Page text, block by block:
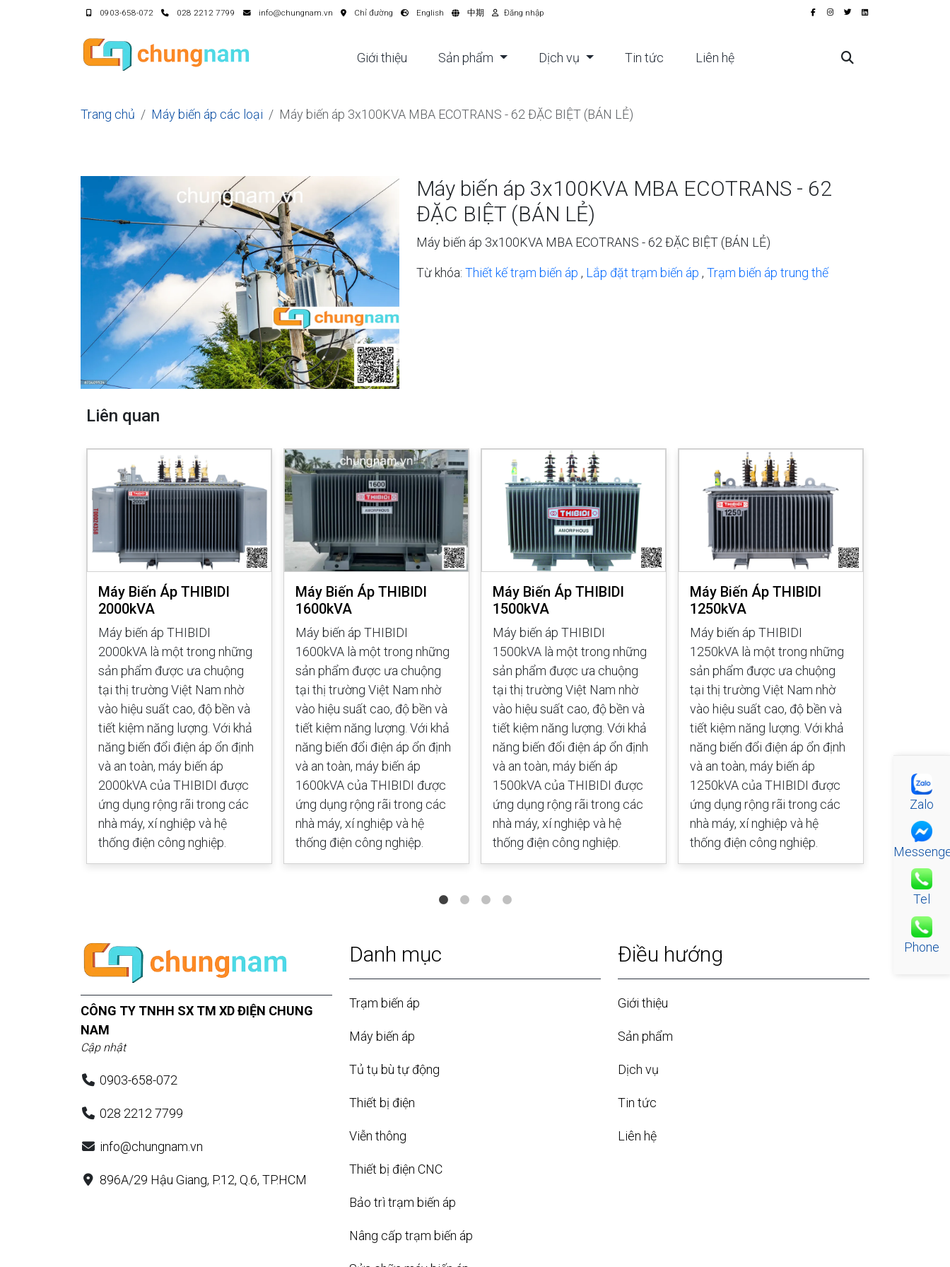
0903-658-072 028 2212 7799 info@chungnam.vn Chỉ đường English 中期 Đăng nhập
Giới thiệu Sản phẩm Dịch vụ Tin tức Liên hệ
Trang chủ Máy biến áp các loại Máy biến áp 3x100KVA MBA ECOTRANS - 62 ĐẶC BIỆT (BÁN LẺ)
Máy biến áp 3x100KVA MBA ECOTRANS - 62
ĐẶC BIỆT (BÁN LẺ)
Máy biến áp 3x100KVA MBA ECOTRANS - 62 ĐẶC BIỆT (BÁN LẺ)
Từ khóa: Thiết kế trạm biến áp , Lắp đặt trạm biến áp , Trạm biến áp trung thế
Liên quan
Máy Biến Áp THIBIDI
2000kVA
Máy biến áp THIBIDI
2000kVA là một trong những
sản phẩm được ưa chuộng
tại thị trường Việt Nam nhờ
vào hiệu suất cao, độ bền và
tiết kiệm năng lượng. Với khả
năng biến đổi điện áp ổn định
và an toàn, máy biến áp
2000kVA của THIBIDI được
ứng dụng rộng rãi trong các
nhà máy, xí nghiệp và hệ
thống điện công nghiệp.
Máy Biến Áp THIBIDI
1600kVA
Máy biến áp THIBIDI
1600kVA là một trong những
sản phẩm được ưa chuộng
tại thị trường Việt Nam nhờ
vào hiệu suất cao, độ bền và
tiết kiệm năng lượng. Với khả
năng biến đổi điện áp ổn định
và an toàn, máy biến áp
1600kVA của THIBIDI được
ứng dụng rộng rãi trong các
nhà máy, xí nghiệp và hệ
thống điện công nghiệp.
Máy Biến Áp THIBIDI
1500kVA
Máy biến áp THIBIDI
1500kVA là một trong những
sản phẩm được ưa chuộng
tại thị trường Việt Nam nhờ
vào hiệu suất cao, độ bền và
tiết kiệm năng lượng. Với khả
năng biến đổi điện áp ổn định
và an toàn, máy biến áp
1500kVA của THIBIDI được
ứng dụng rộng rãi trong các
nhà máy, xí nghiệp và hệ
thống điện công nghiệp.
Máy Biến Áp THIBIDI
1250kVA
Máy biến áp THIBIDI
1250kVA là một trong những
sản phẩm được ưa chuộng
tại thị trường Việt Nam nhờ
vào hiệu suất cao, độ bền và
tiết kiệm năng lượng. Với khả
năng biến đổi điện áp ổn định
và an toàn, máy biến áp
1250kVA của THIBIDI được
ứng dụng rộng rãi trong các
nhà máy, xí nghiệp và hệ
thống điện công nghiệp.
1000kVA
ứng dụng
nhà máy,
thống
CÔNG TY TNHH SX TM XD ĐIỆN CHUNG
NAM
Cập nhật
0903-658-072
028 2212 7799
info@chungnam.vn
896A/29 Hậu Giang, P.12, Q.6, TP.HCM
Danh mục
Trạm biến áp
Máy biến áp
Tủ tụ bù tự động
Thiết bị điện
Viễn thông
Thiết bị điện CNC
Bảo trì trạm biến áp
Nâng cấp trạm biến áp
Điều hướng
Giới thiệu
Sản phẩm
Dịch vụ
Tin tức
Liên hệ
Zalo
Tel
Phone